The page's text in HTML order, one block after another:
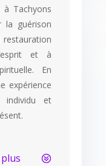
Tachyons
la guérison
et à
En
expérience
individu et